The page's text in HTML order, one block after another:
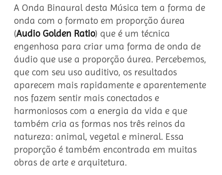
A Onda Binaural desta Música tem a forma de
onda com o formato em proporção áurea
(Audio Golden Ratio) que é um técnica
engenhosa para criar uma forma de onda de
áudio que use a proporção áurea. Percebemos,
que com seu uso auditivo, os resultados
aparecem mais rapidamente e aparentemente
nos fazem sentir mais conectados e
harmoniosos com a energia da vida e que
também cria as formas nos três reinos da
natureza: animal, vegetal e mineral. Essa
proporção é também encontrada em muitas
obras de arte e arquitetura.